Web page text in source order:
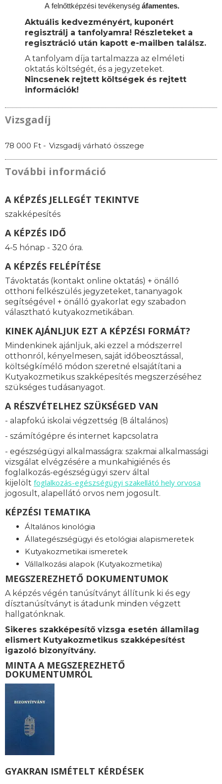
A felnőttképzési tevékenység áfamentes.
Aktuális kedvezményért, kuponért
regisztrálj a tanfolyamra! Részleteket a
regisztráció után kapott e-mailben találsz.
A tanfolyam díja tartalmazza az elméleti
oktatás költségét, és a jegyzeteket.
Nincsenek rejtett költségek és rejtett
információk!
Vizsgadíj
78 000 Ft - Vizsgadíj várható összege
További információ
A KÉPZÉS JELLEGÉT TEKINTVE
szakképesítés
A KÉPZÉS IDŐ
4-5 hónap - 320 óra.
A KÉPZÉS FELÉPÍTÉSE
Távoktatás (kontakt online oktatás) + önálló
otthoni felkészülés jegyzeteket, tananyagok
segítségével + önálló gyakorlat egy szabadon
választható kutyakozmetikában.
KINEK AJÁNLJUK EZT A KÉPZÉSI FORMÁT?
Mindenkinek ajánljuk, aki ezzel a módszerrel
otthonról, kényelmesen, saját időbeosztással,
költségkímélő módon szeretné elsajátítani a
Kutyakozmetikus szakképesítés megszerzéséhez
szükséges tudásanyagot.
A RÉSZVÉTELHEZ SZÜKSÉGED VAN
- alapfokú iskolai végzettség (8 általános)
- számítógépre és internet kapcsolatra
- egészségügyi alkalmasságra: szakmai alkalmassági
vizsgálat elvégzésére a munkahigiénés és
foglalkozás-egészségügyi szerv által
kijelölt foglalkozás-egészségügyi szakellátó hely orvosa
jogosult, alapellátó orvos nem jogosult.
KÉPZÉSI TEMATIKA
Általános kinológia
Állategészségügyi és etológiai alapismeretek
Kutyakozmetikai ismeretek
Vállalkozási alapok (Kutyakozmetika)
MEGSZEREZHETŐ DOKUMENTUMOK
A képzés végén tanúsítványt állítunk ki és egy
dísztanúsítványt is átadunk minden végzett
hallgatónknak.
Sikeres szakképesítő vizsga esetén államilag
elismert Kutyakozmetikus szakképesítést
igazoló bizonyítvány.
MINTA A MEGSZEREZHETŐ
DOKUMENTUMRÓL
GYAKRAN ISMÉTELT KÉRDÉSEK